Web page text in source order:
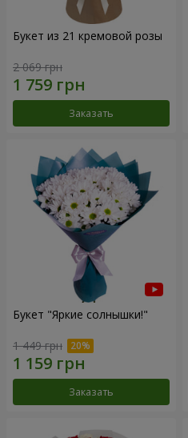
Букет из 21 кремовой розы
2 069 грн
Заказать
Букет "Яркие солнышки!"
1 449 грн
Заказать